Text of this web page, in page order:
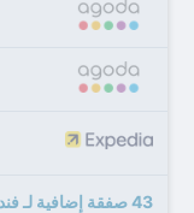
43 صفقة إضافية لـ فندق وريزدنس هوليداي فيلا سيتي سنتر الدوحة